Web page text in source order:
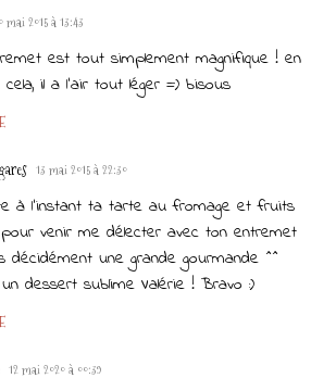
mai 2015 à 13:43
est tout simplement magnifique ! en
il a l'air tout léger =) bisous
13 mai 2015 à 22:30
à l'instant ta tarte au fromage et fruits
venir me délecter avec ton entremet
décidément une grande gourmande ^^
dessert sublime Valérie ! Bravo :)
12 mai 2020 à 00:39